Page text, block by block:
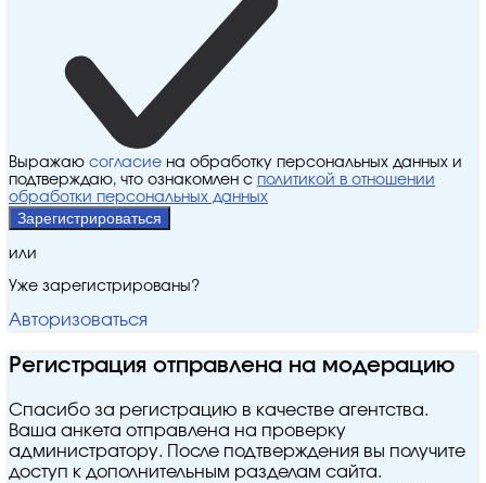
Выражаю согласие на обработку персональных данных и
подтверждаю, что ознакомлен с политикой в отношении
обработки персональных данных
Зарегистрироваться
или
Уже зарегистрированы?
Авторизоваться
Регистрация отправлена на модерацию
Спасибо за регистрацию в качестве агентства.
Ваша анкета отправлена на проверку
администратору. После подтверждения вы получите
доступ к дополнительным разделам сайта.